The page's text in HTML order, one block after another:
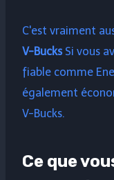
C'est vraiment
V-BucksSi vous
fiable comme
également
V-Bucks.
Ce que